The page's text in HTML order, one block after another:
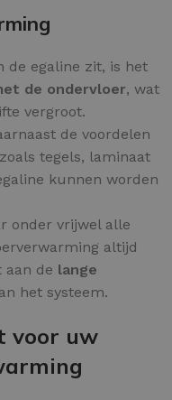
de egaline zit, is het
de ondervloer, wat
vergroot.
de voordelen
tegels, laminaat
kunnen worden
onder vrijwel alle
altijd
de lange
het systeem.
voor uw